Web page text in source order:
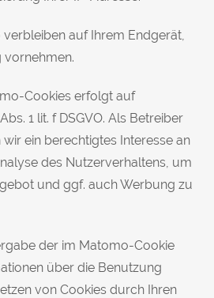
auf Ihrem Endgerät,
vornehmen.
Cookies erfolgt auf
1 lit. f DSGVO. Als Betreiber
ein berechtigtes Interesse an
des Nutzerverhaltens, um
und ggf. auch Werbung zu
der im Matomo-Cookie
über die Benutzung
von Cookies durch Ihren